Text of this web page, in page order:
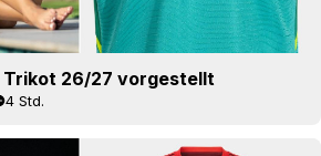
26/27 vorgestellt
4 Std.